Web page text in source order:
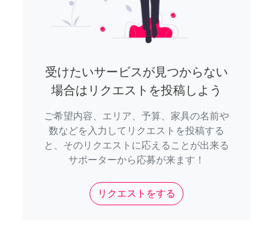
受けたいサービスが見つからない
場合はリクエストを投稿しよう
ご希望内容、エリア、予算、家具の名前や
数などを入力してリクエストを投稿する
と、そのリクエストに応えることが出来る
サポーターから応募が来ます！
リクエストをする